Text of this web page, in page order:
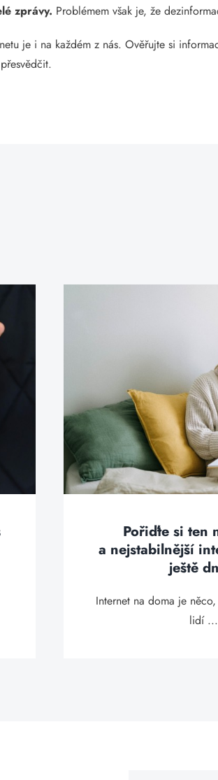
zprávy. Problémem však je, že
je i na každém z nás. Ověřujte si
Pořiďte si ten
a nejstabilnější
ještě
Internet na doma je
lidí ...